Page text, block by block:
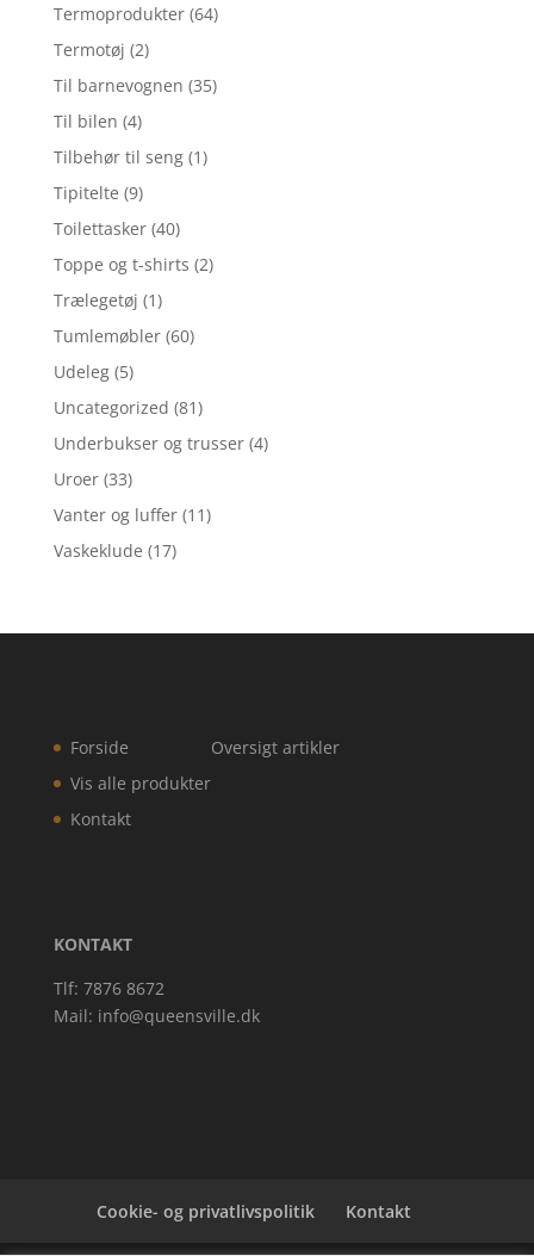
Termoprodukter (64)
Termotøj (2)
Til barnevognen (35)
Til bilen (4)
Tilbehør til seng (1)
Tipitelte (9)
Toilettasker (40)
Toppe og t-shirts (2)
Trælegetøj (1)
Tumlemøbler (60)
Udeleg (5)
Uncategorized (81)
Underbukser og trusser (4)
Uroer (33)
Vanter og luffer (11)
Vaskeklude (17)
Forside
Vis alle produkter
Kontakt
Oversigt artikler
KONTAKT
Tlf: 7876 8672
Mail: info@queensville.dk
Cookie- og privatlivspolitik Kontakt